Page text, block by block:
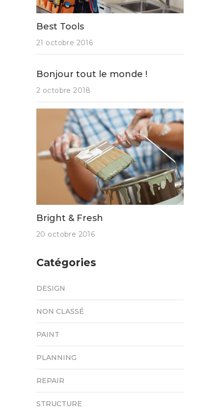
Best Tools
21 octobre 2016
Bonjour tout le monde !
2 octobre 2018
Bright & Fresh
20 octobre 2016
Catégories
DESIGN
NON CLASSÉ
PAINT
PLANNING
REPAIR
STRUCTURE